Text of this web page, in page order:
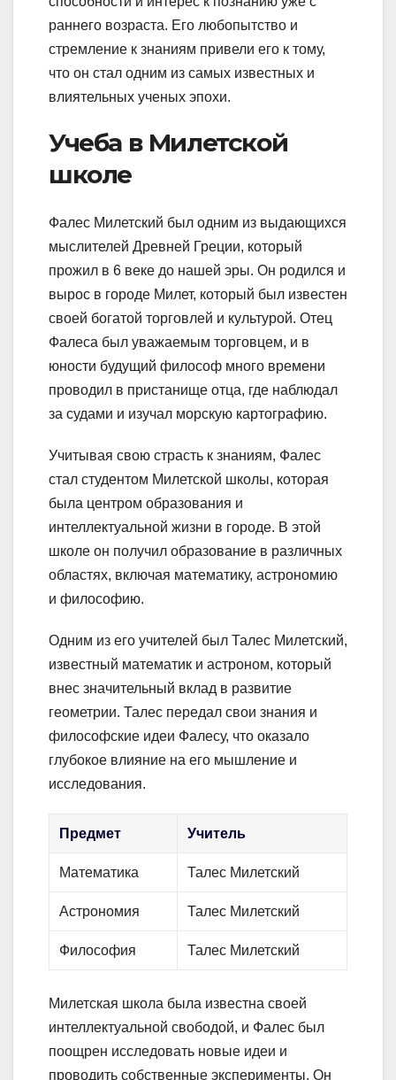
раннего возраста. Его любопытство и
стремление к знаниям привели его к тому,
что он стал одним из самых известных и
влиятельных ученых эпохи.
Учеба в Милетской
школе
Фалес Милетский был одним из выдающихся
мыслителей Древней Греции, который
прожил в 6 веке до нашей эры. Он родился и
вырос в городе Милет, который был известен
своей богатой торговлей и культурой. Отец
Фалеса был уважаемым торговцем, и в
юности будущий философ много времени
проводил в пристанище отца, где наблюдал
за судами и изучал морскую картографию.
Учитывая свою страсть к знаниям, Фалес
стал студентом Милетской школы, которая
была центром образования и
интеллектуальной жизни в городе. В этой
школе он получил образование в различных
областях, включая математику, астрономию
и философию.
Одним из его учителей был Талес Милетский,
известный математик и астроном, который
внес значительный вклад в развитие
геометрии. Талес передал свои знания и
философские идеи Фалесу, что оказало
глубокое влияние на его мышление и
исследования.
Предмет Учитель
Математика Талес Милетский
Астрономия Талес Милетский
Философия Талес Милетский
Милетская школа была известна своей
интеллектуальной свободой, и Фалес был
поощрен исследовать новые идеи и
проводить собственные эксперименты. Он